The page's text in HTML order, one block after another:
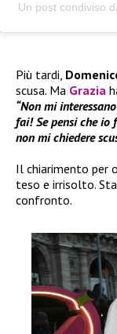
Un post condiviso
Più tardi,
scusa. Ma Grazia
“Non mi
fai! Se pensi che io
non mi chiedere
Il chiarimento per
teso e irrisolto.
confronto.